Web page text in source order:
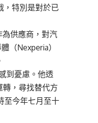
，特別是對於已
供應商，對汽
（Nexperia）
到憂慮。他透
，尋找替代方
至今年七月至十